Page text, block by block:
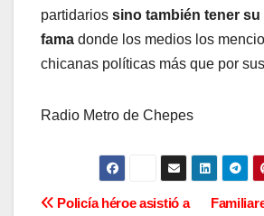
partidarios sino también tener
fama donde los medios los
chicanas políticas más que por
Radio Metro de Chepes
NPolicía héroe asistió a